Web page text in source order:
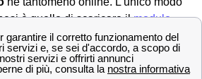
è quello di scaricare ilmodulo
online, compilarlo edinviarlo
postale per la disdetta. Spesso
è gratuita, ti saranno addebitati a